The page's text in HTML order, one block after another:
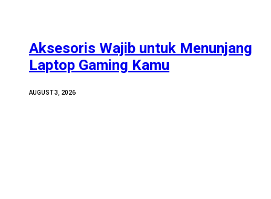
Aksesoris Wajib untuk Menunjang
Laptop Gaming Kamu
AUGUST 3, 2026